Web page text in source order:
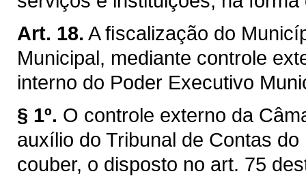
Art. 18. A ﬁscalização do
Municipal, mediante controle
interno do Poder Executivo
§ 1º. O controle externo da
auxílio do Tribunal de Contas
couber, o disposto no art. 75